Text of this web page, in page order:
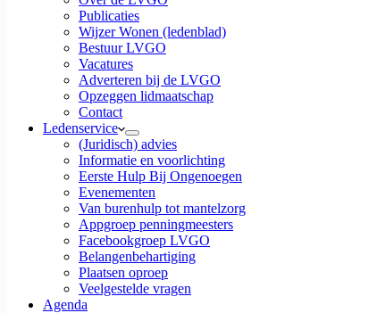
Publicaties
Wijzer Wonen (ledenblad)
Bestuur LVGO
Vacatures
Adverteren bij de LVGO
Opzeggen lidmaatschap
Contact
Ledenservice
(Juridisch) advies
Informatie en voorlichting
Eerste Hulp Bij Ongenoegen
Evenementen
Van burenhulp tot mantelzorg
Appgroep penningmeesters
Facebookgroep LVGO
Belangenbehartiging
Plaatsen oproep
Veelgestelde vragen
Agenda